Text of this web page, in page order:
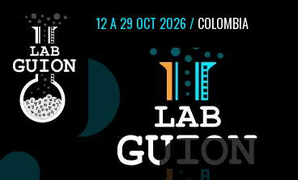
12 A 29 OCT 2026 / COLOMBIA